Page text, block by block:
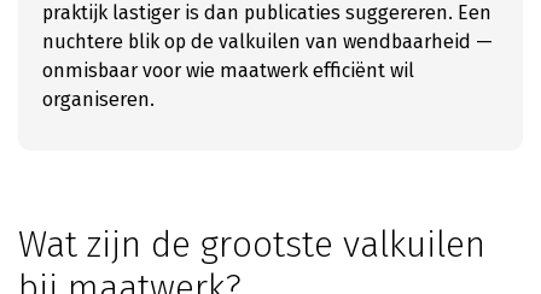
praktijk lastiger is dan publicaties suggereren. Een
nuchtere blik op de valkuilen van wendbaarheid —
onmisbaar voor wie maatwerk efficiënt wil
organiseren.
Wat zijn de grootste valkuilen